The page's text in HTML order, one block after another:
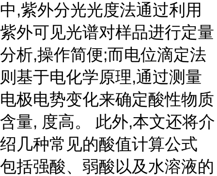
中,紫外分光光度法通过利用
紫外可见光谱对样品进行定量
分析,操作简便;而电位滴定法
则基于电化学原理,通过测量
电极电势变化来确定酸性物质
含量, 度高。 此外,本文还将介
绍几种常见的酸值计算公式
包括强酸、弱酸以及水溶液的